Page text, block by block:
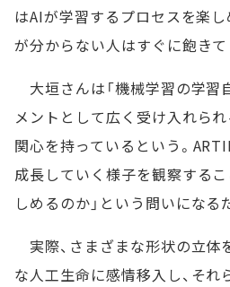
はAIが学習するプロセスを楽
が分からない人はすぐに飽きて
大垣さんは「機械学習の学習
メントとして広く受け入れられ
関心を持っているという。
成長していく様子を観察する
しめるのか」という問いになる
実際、さまざまな形状の立体
な人工生命に感情移入し、それ